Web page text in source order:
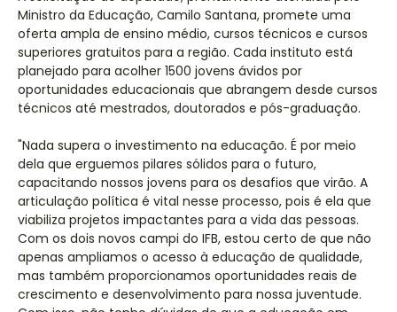
Ministro da Educação, Camilo Santana, promete uma
oferta ampla de ensino médio, cursos técnicos e cursos
superiores gratuitos para a região. Cada instituto está
planejado para acolher 1500 jovens ávidos por
oportunidades educacionais que abrangem desde cursos
técnicos até mestrados, doutorados e pós-graduação.
"Nada supera o investimento na educação. É por meio
dela que erguemos pilares sólidos para o futuro,
capacitando nossos jovens para os desafios que virão. A
articulação política é vital nesse processo, pois é ela que
viabiliza projetos impactantes para a vida das pessoas.
Com os dois novos campi do IFB, estou certo de que não
apenas ampliamos o acesso à educação de qualidade,
mas também proporcionamos oportunidades reais de
crescimento e desenvolvimento para nossa juventude.